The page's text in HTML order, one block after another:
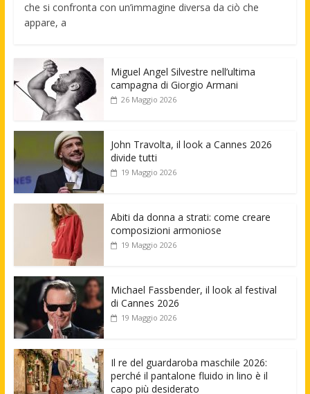
che si confronta con un’immagine diversa da ciò che
appare, a
Miguel Angel Silvestre nell’ultima
campagna di Giorgio Armani
26 Maggio 2026
John Travolta, il look a Cannes 2026
divide tutti
19 Maggio 2026
Abiti da donna a strati: come creare
composizioni armoniose
19 Maggio 2026
Michael Fassbender, il look al festival
di Cannes 2026
19 Maggio 2026
Il re del guardaroba maschile 2026:
perché il pantalone fluido in lino è il
capo più desiderato